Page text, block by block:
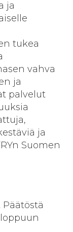
ja
tukea
vahva
ja
palvelut
ja
Suomen